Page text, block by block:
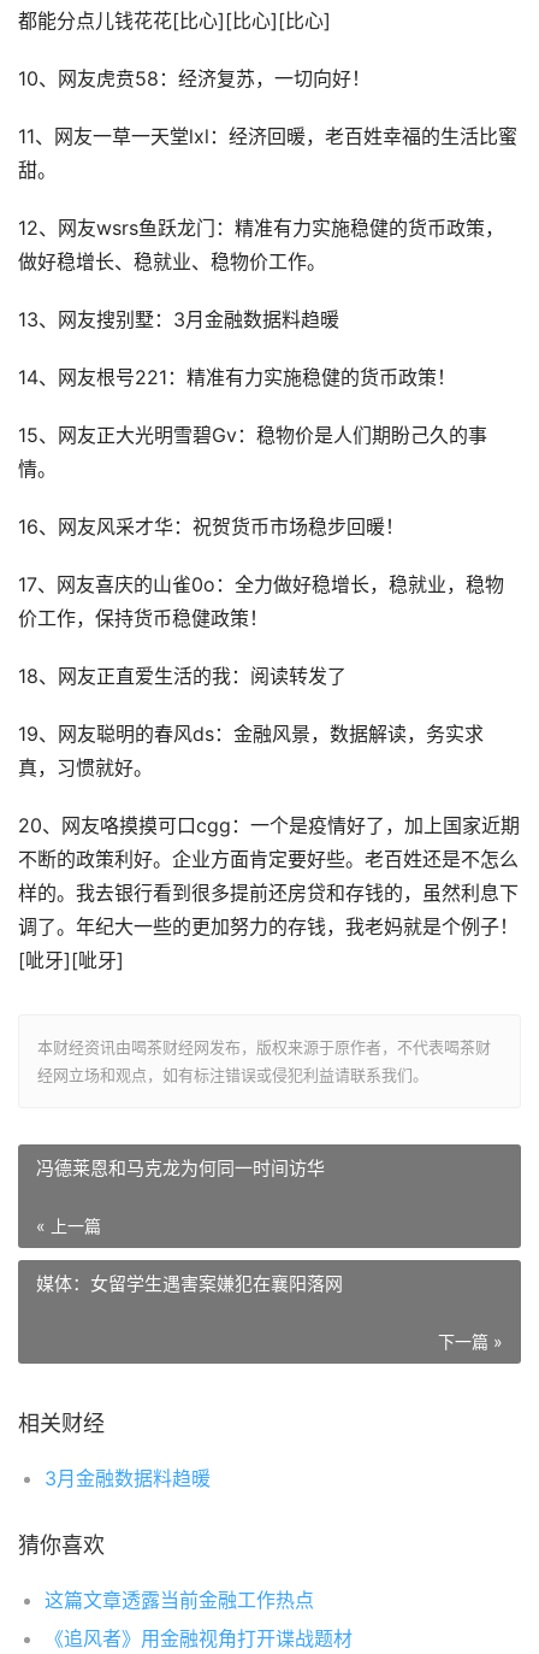
都能分点儿钱花花[比心][比心][比心]
10、网友虎贲58：经济复苏，一切向好！
11、网友一草一天堂lxl：经济回暖，老百姓幸福的生活比蜜
甜。
12、网友wsrs鱼跃龙门：精准有力实施稳健的货币政策，
做好稳增长、稳就业、稳物价工作。
13、网友搜别墅：3月金融数据料趋暖
14、网友根号221：精准有力实施稳健的货币政策！
15、网友正大光明雪碧Gv：稳物价是人们期盼己久的事
情。
16、网友风采才华：祝贺货币市场稳步回暖！
17、网友喜庆的山雀0o：全力做好稳增长，稳就业，稳物
价工作，保持货币稳健政策！
18、网友正直爱生活的我：阅读转发了
19、网友聪明的春风ds：金融风景，数据解读，务实求
真，习惯就好。
20、网友咯摸摸可口cgg：一个是疫情好了，加上国家近期
不断的政策利好。企业方面肯定要好些。老百姓还是不怎么
样的。我去银行看到很多提前还房贷和存钱的，虽然利息下
调了。年纪大一些的更加努力的存钱，我老妈就是个例子！
[呲牙][呲牙]
本财经资讯由喝茶财经网发布，版权来源于原作者，不代表喝茶财
经网立场和观点，如有标注错误或侵犯利益请联系我们。
冯德莱恩和马克龙为何同一时间访华
« 上一篇
媒体：女留学生遇害案嫌犯在襄阳落网
下一篇 »
相关财经
3月金融数据料趋暖
猜你喜欢
这篇文章透露当前金融工作热点
《追风者》用金融视角打开谍战题材